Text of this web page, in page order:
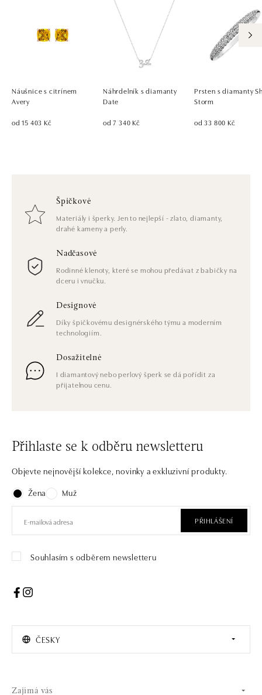
Náušnice s citrínem
Avery
od 15 403 Kč
Náhrdelník s diamanty
Date
od 7 340 Kč
Prsten s diamanty
Storm
od 33 800 Kč
Špičkové
Materiály i šperky. Jen to nejlepší - zlato, diamanty,
drahé kameny a perly.
Nadčasové
Rodinné klenoty, které se mohou předávat z babičky na
dceru i vnučku.
Designové
Díky špičkovému designérského týmu a moderním
technologiím.
Dosažitelné
I diamantový nebo perlový šperk se dá pořídit za
přijatelnou cenu.
Přihlaste se k odběru newsletteru
Objevte nejnovější kolekce, novinky a exkluzivní produkty.
Žena
Muž
PŘIHLÁŠENÍ
Souhlasím s odběrem newsletteru
ČESKY
Zajímá vás